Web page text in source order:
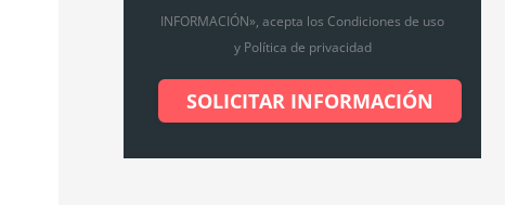
INFORMACIÓN», acepta los Condiciones de uso
y Política de privacidad
SOLICITAR INFORMACIÓN